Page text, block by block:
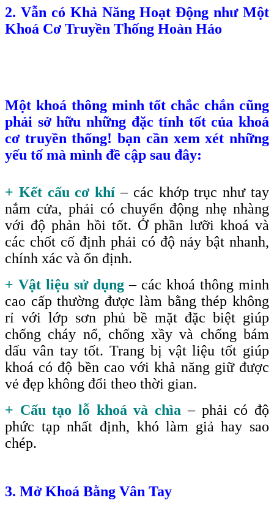
2. Vẫn có Khả Năng Hoạt Động như Một
Khoá Cơ Truyền Thống Hoàn Hảo
Một khoá thông minh tốt chắc chắn cũng
phải sở hữu những đặc tính tốt của khoá
cơ truyền thống! bạn cần xem xét những
yếu tố mà mình đề cập sau đây:
+ Kết cấu cơ khí – các khớp trục như tay
nắm cửa, phải có chuyển động nhẹ nhàng
với độ phản hồi tốt. Ở phần lưỡi khoá và
các chốt cố định phải có độ nảy bật nhanh,
chính xác và ổn định.
+ Vật liệu sử dụng – các khoá thông minh
cao cấp thường được làm bằng thép không
rỉ với lớp sơn phủ bề mặt đặc biệt giúp
chống cháy nổ, chống xầy và chống bám
dấu vân tay tốt. Trang bị vật liệu tốt giúp
khoá có độ bền cao với khả năng giữ được
vẻ đẹp không đổi theo thời gian.
+ Cấu tạo lỗ khoá và chìa – phải có độ
phức tạp nhất định, khó làm giả hay sao
chép.
3. Mở Khoá Bằng Vân Tay